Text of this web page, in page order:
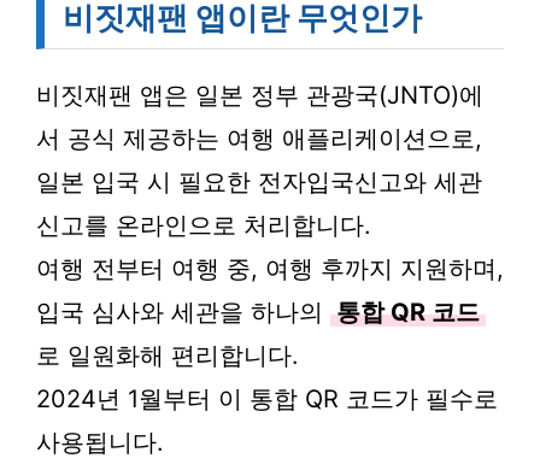
비짓재팬 앱이란 무엇인가
비짓재팬 앱은 일본 정부 관광국(JNTO)에
서 공식 제공하는 여행 애플리케이션으로,
일본 입국 시 필요한 전자입국신고와 세관
신고를 온라인으로 처리합니다.
여행 전부터 여행 중, 여행 후까지 지원하며,
입국 심사와 세관을 하나의 통합 QR 코드
로 일원화해 편리합니다.
2024년 1월부터 이 통합 QR 코드가 필수로
사용됩니다.